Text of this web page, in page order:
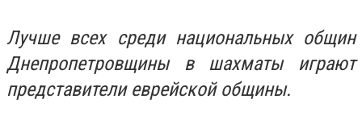
Лучше всех среди национальных общин
Днепропетровщины в шахматы играют
представители еврейской общины.